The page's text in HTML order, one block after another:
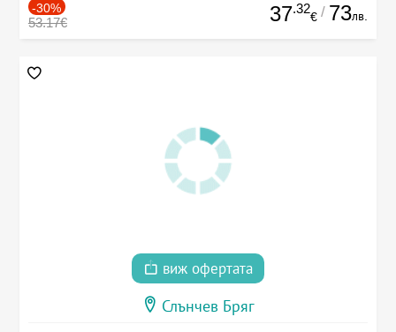
-30%
53.17€ 37.32
€ / 73лв.
виж офертата
Слънчев Бряг